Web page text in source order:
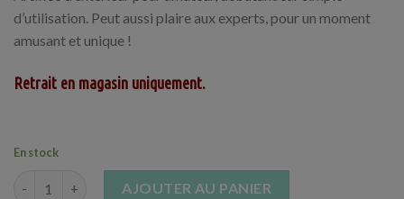
d’utilisation. Peut aussi plaire aux experts, pour un moment
amusant et unique !
Retrait en magasin uniquement.
En stock
quantité de Feu d'artifice European Amateur - Assortiment de
AJOUTER AU PANIER